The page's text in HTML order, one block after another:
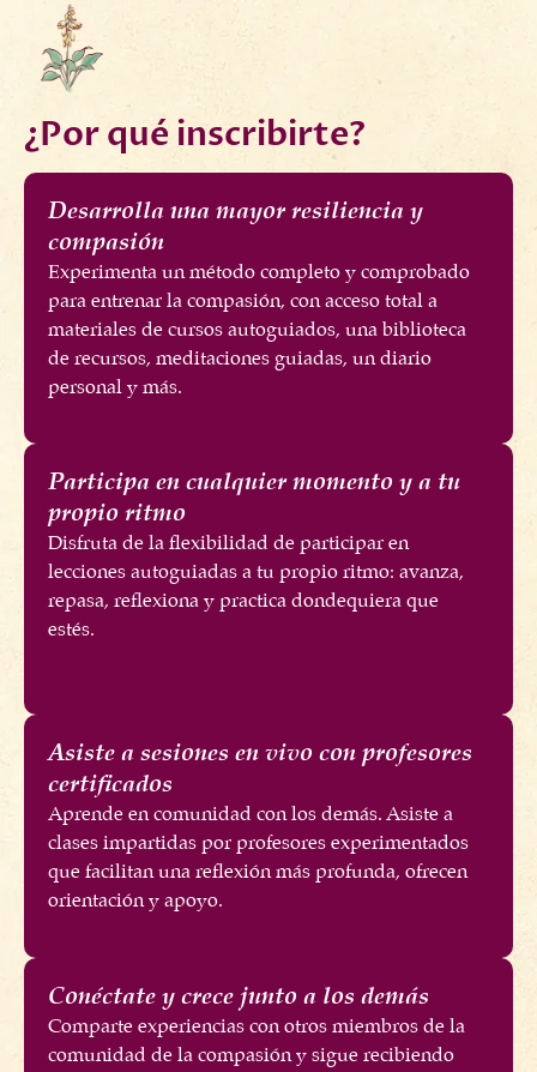
¿Por qué inscribirte?
Desarrolla una mayor resiliencia y
compasión
Experimenta un método completo y comprobado
para entrenar la compasión, con acceso total a
materiales de cursos autoguiados, una biblioteca
de recursos, meditaciones guiadas, un diario
personal y más.
Participa en cualquier momento y a tu
propio ritmo
Disfruta de la flexibilidad de participar en
lecciones autoguiadas a tu propio ritmo: avanza,
repasa, reflexiona y practica dondequiera que
estés.
Asiste a sesiones en vivo con profesores
certificados
Aprende en comunidad con los demás. Asiste a
clases impartidas por profesores experimentados
que facilitan una reflexión más profunda, ofrecen
orientación y apoyo.
Conéctate y crece junto a los demás
Comparte experiencias con otros miembros de la
comunidad de la compasión y sigue recibiendo